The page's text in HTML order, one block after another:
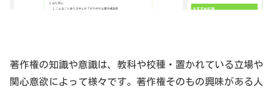
著作権の知識や意識は、教科や校種・置かれている立場や
関心意欲によって様々です。著作権そのもの興味がある人